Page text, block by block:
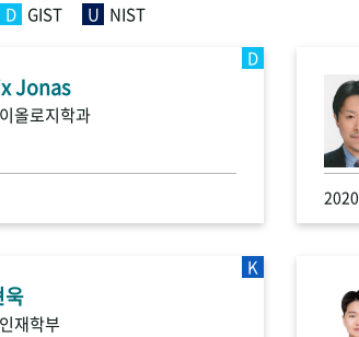
D GIST U NIST
Jonas
올로지학과
D
2020
욱
재학부
K